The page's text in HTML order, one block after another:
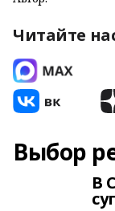
Читайте
Выбор
В